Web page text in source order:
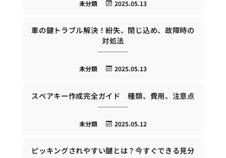
2025.05.13
未分類
車の鍵トラブル解決！紛失、閉じ込め、故障時の
対処法
2025.05.13
未分類
スペアキー作成完全ガイド 種類、費用、注意点
2025.05.12
未分類
ピッキングされやすい鍵とは？今すぐできる見分